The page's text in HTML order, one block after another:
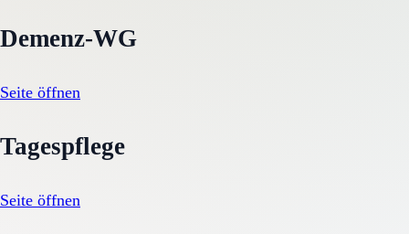
Demenz-WG
Seite öffnen
Tagespflege
Seite öffnen